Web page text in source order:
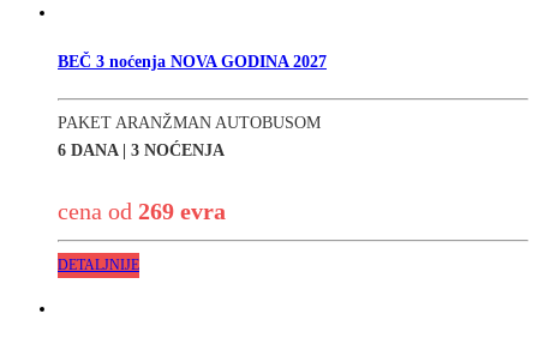
BEČ 3 noćenja NOVA GODINA 2027
PAKET ARANŽMAN AUTOBUSOM
6 DANA | 3 NOĆENJA
cena od 269 evra
DETALJNIJE